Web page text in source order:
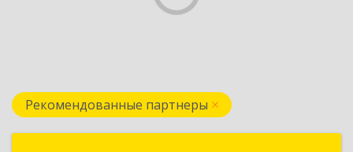
Рекомендованные партнеры